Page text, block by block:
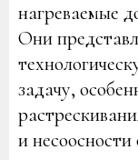
нагреваемые
Они
задачу,
и